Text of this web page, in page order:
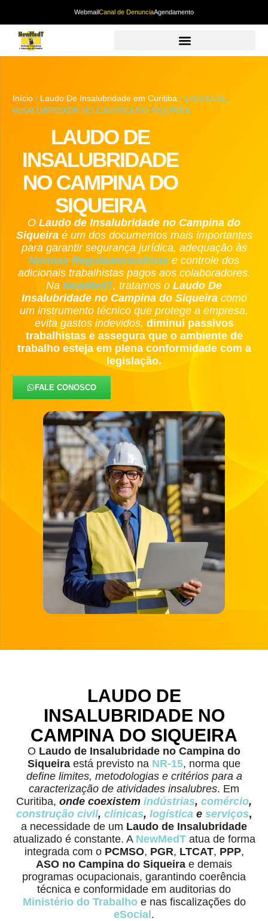
WebmailCanal de DenunciaAgendamento
Início / Laudo De Insalubridade em Curitiba / LAUDO DE
INSALUBRIDADE NO CAMPINA DO SIQUEIRA
LAUDO DE
INSALUBRIDADE
NO CAMPINA DO
SIQUEIRA
O Laudo de Insalubridade no Campina do
Siqueiraé um dos documentos mais importantes
para garantir segurança jurídica, adequação às
Normas Regulamentadoras e controle dos
adicionais trabalhistas pagos aos colaboradores.
Na NewMedT, tratamos o Laudo De
Insalubridade no Campina do Siqueiracomo
um instrumento técnico que protege a empresa,
evita gastos indevidos, diminui passivos
trabalhistas e assegura que o ambiente de
trabalho esteja em plena conformidade com a
legislação.
FALE CONOSCO
LAUDO DE
INSALUBRIDADE NO
CAMPINA DO SIQUEIRA
O Laudo de Insalubridade no Campina do
Siqueira está previsto na NR-15, norma que
define limites, metodologias e critérios para a
caracterização de atividades insalubres. Em
Curitiba, onde coexistem indústrias, comércio,
construção civil, clínicas, logística e serviços,
a necessidade de um Laudo de Insalubridade
atualizado é constante. A NewMedT atua de forma
integrada com o PCMSO, PGR, LTCAT, PPP,
ASO no Campina do Siqueira e demais
programas ocupacionais, garantindo coerência
técnica e conformidade em auditorias do
Ministério do Trabalhoe nas fiscalizações do
eSocial.